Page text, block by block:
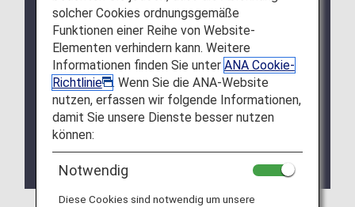
Die innerjapanischen Tarife für Flüge ab
dem 19. Mai 2026 wurden angepasst. Es stehen
drei Tarifoptionen zur Verfügung.
Klicken Sie hier, um die Tarifliste und die
Bedingungen für innerjapanische Flüge mit
Abflug ab dem 19. Mai 2026 zu sehen.
Zum 18. Mai 2026 wurde der ANA Discover Japan-
Tarif für neue Buchungen, Tickets und Reisen
eingestellt.
solcher Cookies ordnungsgemäße
Funktionen einer Reihe von Website-
Elementen verhindern kann. Weitere
Informationen finden Sie unter ANA Cookie-
Richtlinie
. Wenn Sie die ANA-Website
nutzen, erfassen wir folgende Informationen,
damit Sie unsere Dienste besser nutzen
können:
Notwendig
Diese Cookies sind notwendig um unsere